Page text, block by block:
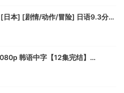
本] [剧情/动作/冒险] 日语9.3分